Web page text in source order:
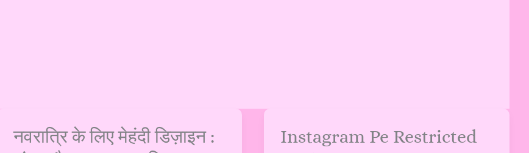
नवरात्रि के लिए मेहंदी डिज़ाइन :
नवरात्रि
Instagram Pe Restricted
Instagram